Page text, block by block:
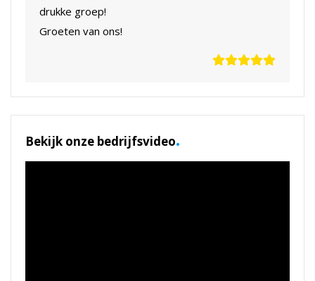
drukke groep!
Groeten van ons!
Bekijk onze bedrijfsvideo.